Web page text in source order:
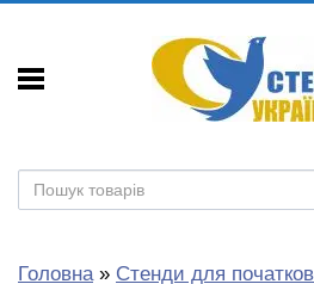
Головна» Стенди для